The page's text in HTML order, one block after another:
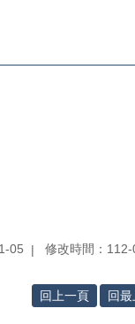
05 修改時間：112-
回上一頁 回